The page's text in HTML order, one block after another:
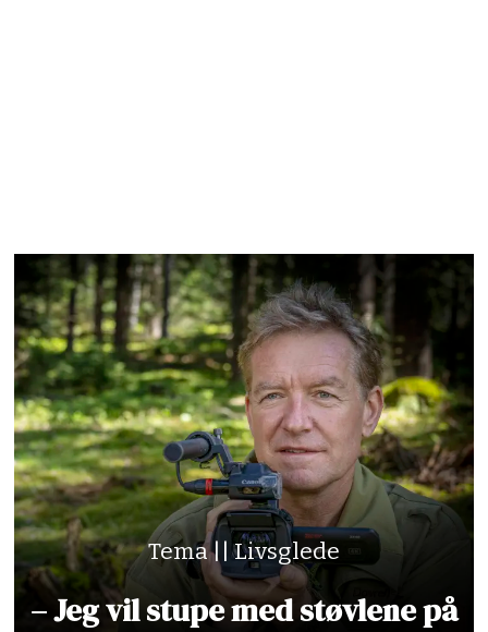
Tema || Livsglede
– Jeg vil stupe med støvlene på